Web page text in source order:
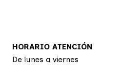
HORARIO ATENCIÓN
De lunes a viernes